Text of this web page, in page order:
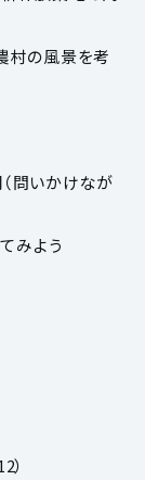
村の風景を考
問いかけなが
みよう